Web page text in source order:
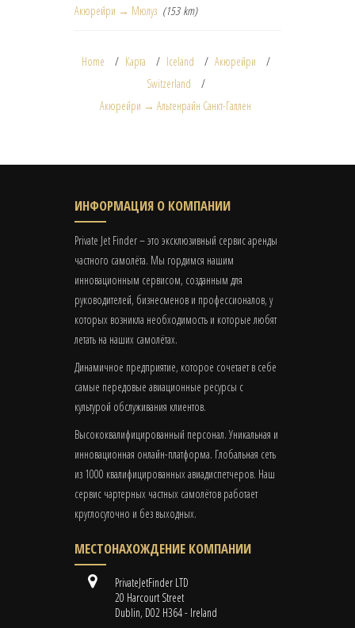
Акюрейри → Мюлуз (153 km)
Home Карта Iceland
Акюрейри
Switzerland
Акюрейри → Альтенрайн Санкт-Галлен
ИНФОРМАЦИЯ О КОМПАНИИ
Private Jet Finder – это эксклюзивный сервис аренды
частного самолёта. Мы гордимся нашим
инновационным сервисом, созданным для
руководителей, бизнесменов и профессионалов, у
которых возникла необходимость и которые любят
летать на наших самолётах.
Динамичное предприятие, которое сочетает в себе
самые передовые авиационные ресурсы с
культурой обслуживания клиентов.
Высококвалифицированный персонал. Уникальная и
инновационная онлайн-платформа. Глобальная сеть
из 1000 квалифицированных авиадиспетчеров. Наш
сервис чартерных частных самолётов работает
круглосуточно и без выходных.
МЕСТОНАХОЖДЕНИЕ КОМПАНИИ
PrivateJetFinder LTD
20 Harcourt Street
Dublin, D02 H364 - Ireland